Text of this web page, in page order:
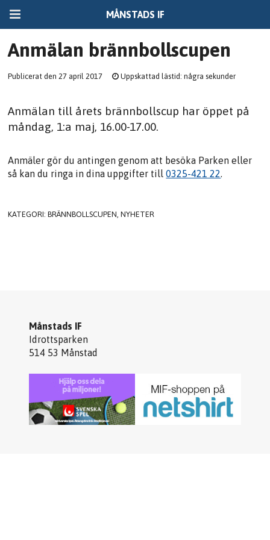
MÅNSTADS IF
Anmälan brännbollscupen
Publicerat den 27 april 2017 Uppskattad lästid: några sekunder
Anmälan till årets brännbollscup har öppet på
måndag, 1:a maj, 16.00-17.00.
Anmäler gör du antingen genom att besöka Parken eller
så kan du ringa in dina uppgifter till0325-421 22.
KATEGORI:BRÄNNBOLLSCUPEN,NYHETER
Månstads IF
Idrottsparken
514 53 Månstad